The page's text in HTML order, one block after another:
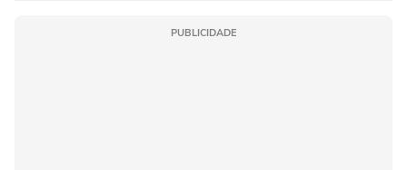
PUBLICIDADE